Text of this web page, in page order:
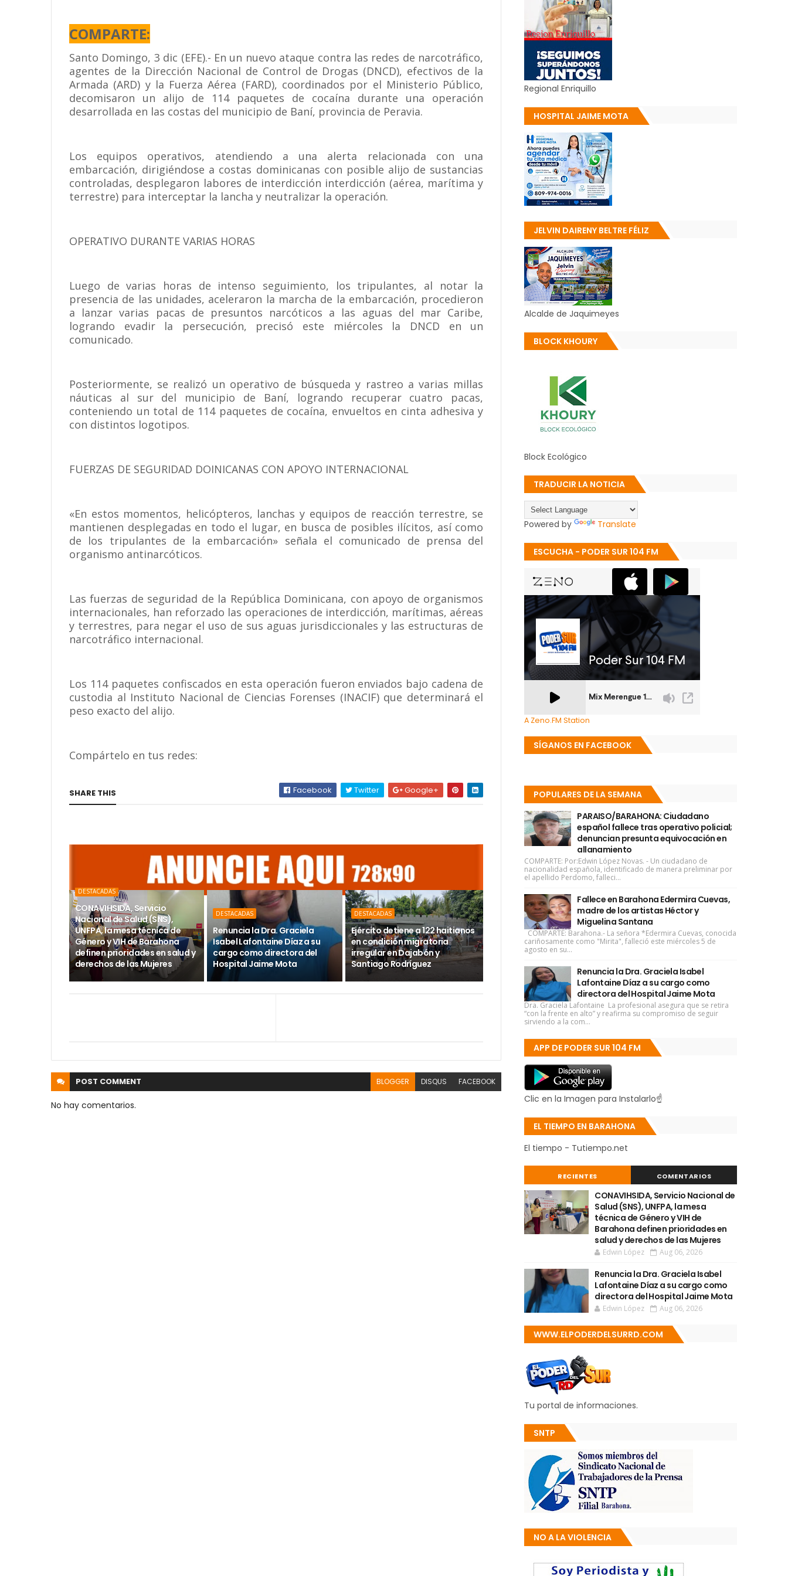
COMPARTE:
Santo Domingo, 3 dic (EFE).- En un nuevo ataque contra las redes de narcotráfico,
agentes de la Dirección Nacional de Control de Drogas (DNCD), efectivos de la
Armada (ARD) y la Fuerza Aérea (FARD), coordinados por el Ministerio Público,
decomisaron un alijo de 114 paquetes de cocaína durante una operación
desarrollada en las costas del municipio de Baní, provincia de Peravia.
Los equipos operativos, atendiendo a una alerta relacionada con una
embarcación, dirigiéndose a costas dominicanas con posible alijo de sustancias
controladas, desplegaron labores de interdicción interdicción (aérea, marítima y
terrestre) para interceptar la lancha y neutralizar la operación.
OPERATIVO DURANTE VARIAS HORAS
Luego de varias horas de intenso seguimiento, los tripulantes, al notar la
presencia de las unidades, aceleraron la marcha de la embarcación, procedieron
a lanzar varias pacas de presuntos narcóticos a las aguas del mar Caribe,
logrando evadir la persecución, precisó este miércoles la DNCD en un
comunicado.
Posteriormente, se realizó un operativo de búsqueda y rastreo a varias millas
náuticas al sur del municipio de Baní, logrando recuperar cuatro pacas,
conteniendo un total de 114 paquetes de cocaína, envueltos en cinta adhesiva y
con distintos logotipos.
FUERZAS DE SEGURIDAD DOINICANAS CON APOYO INTERNACIONAL
«En estos momentos, helicópteros, lanchas y equipos de reacción terrestre, se
mantienen desplegadas en todo el lugar, en busca de posibles ilícitos, así como
de los tripulantes de la embarcación» señala el comunicado de prensa del
organismo antinarcóticos.
Las fuerzas de seguridad de la República Dominicana, con apoyo de organismos
internacionales, han reforzado las operaciones de interdicción, marítimas, aéreas
y terrestres, para negar el uso de sus aguas jurisdiccionales y las estructuras de
narcotráfico internacional.
Los 114 paquetes confiscados en esta operación fueron enviados bajo cadena de
custodia al Instituto Nacional de Ciencias Forenses (INACIF) que determinará el
peso exacto del alijo.
Compártelo en tus redes:
SHARE THIS Facebook Twitter Google+
DESTACADAS
CONAVIHSIDA, Servicio
Nacional de Salud (SNS),
UNFPA, la mesa técnica de
Género y VIH de Barahona
definen prioridades en salud y
derechos de las Mujeres
DESTACADAS
Renuncia la Dra. Graciela
Isabel Lafontaine Díaz a su
cargo como directora del
Hospital Jaime Mota
DESTACADAS
Ejército detiene a 122 haitianos
en condición migratoria
irregular en Dajabón y
Santiago Rodríguez
POST COMMENT BLOGGER DISQUS FACEBOOK
No hay comentarios.
Regional Enriquillo
HOSPITAL JAIME MOTA
JELVIN DAIRENY BELTRE FÉLIZ
Alcalde de Jaquimeyes
BLOCK KHOURY
Block Ecológico
TRADUCIR LA NOTICIA
Powered by Translate
ESCUCHA - PODER SUR 104 FM
A Zeno.FM Station
SÍGANOS EN FACEBOOK
POPULARES DE LA SEMANA
PARAISO/BARAHONA: Ciudadano
español fallece tras operativo policial;
denuncian presunta equivocación en
allanamiento
COMPARTE: Por:Edwin López Novas. - Un ciudadano de
nacionalidad española, identificado de manera preliminar por
el apellido Perdomo, falleci...
Fallece en Barahona Edermira Cuevas,
madre de los artistas Héctor y
Miguelina Santana
COMPARTE: Barahona.- La señora *Edermira Cuevas, conocida
cariñosamente como "Mirita", falleció este miércoles 5 de
agosto en su...
Renuncia la Dra. Graciela Isabel
Lafontaine Díaz a su cargo como
directora del Hospital Jaime Mota
Dra. Graciela Lafontaine La profesional asegura que se retira
“con la frente en alto” y reafirma su compromiso de seguir
sirviendo a la com...
APP DE PODER SUR 104 FM
Clic en la Imagen para Instalarlo☝
EL TIEMPO EN BARAHONA
El tiempo - Tutiempo.net
RECIENTES COMENTARIOS
CONAVIHSIDA, Servicio Nacional de
Salud (SNS), UNFPA, la mesa
técnica de Género y VIH de
Barahona definen prioridades en
salud y derechos de las Mujeres
Edwin López Aug 06, 2026
Renuncia la Dra. Graciela Isabel
Lafontaine Díaz a su cargo como
directora del Hospital Jaime Mota
Edwin López Aug 06, 2026
WWW.ELPODERDELSURRD.COM
Tu portal de informaciones.
SNTP
NO A LA VIOLENCIA